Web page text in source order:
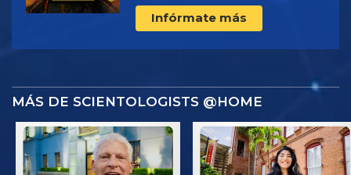
Infórmate más
MÁS DE SCIENTOLOGISTS @HOME